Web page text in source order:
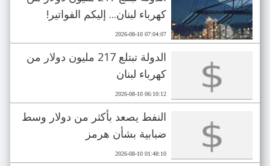
كهرباء لبنان... إليكم الفواتير!
2026-08-10 07:04:07
الدولة تبتلع 217 مليون دولار من
كهرباء لبنان
2026-08-10 06:10:12
النفط يصعد بأكثر من دولار وسط
ضبابية بشأن هرمز
2026-08-10 01:48:10